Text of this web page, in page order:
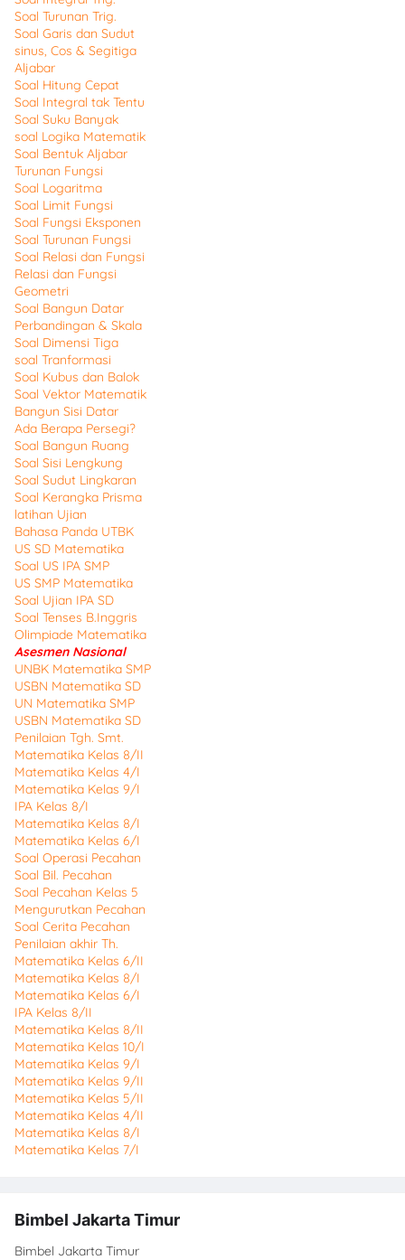
Soal Turunan Trig.
Soal Garis dan Sudut
sinus, Cos & Segitiga
Aljabar
Soal Hitung Cepat
Soal Integral tak Tentu
Soal Suku Banyak
soal Logika Matematik
Soal Bentuk Aljabar
Turunan Fungsi
Soal Logaritma
Soal Limit Fungsi
Soal Fungsi Eksponen
Soal Turunan Fungsi
Soal Relasi dan Fungsi
Relasi dan Fungsi
Geometri
Soal Bangun Datar
Perbandingan & Skala
Soal Dimensi Tiga
soal Tranformasi
Soal Kubus dan Balok
Soal Vektor Matematik
Bangun Sisi Datar
Ada Berapa Persegi?
Soal Bangun Ruang
Soal Sisi Lengkung
Soal Sudut Lingkaran
Soal Kerangka Prisma
latihan Ujian
Bahasa Panda UTBK
US SD Matematika
Soal US IPA SMP
US SMP Matematika
Soal Ujian IPA SD
Soal Tenses B.Inggris
Olimpiade Matematika
Asesmen Nasional
UNBK Matematika SMP
USBN Matematika SD
UN Matematika SMP
USBN Matematika SD
Penilaian Tgh. Smt.
Matematika Kelas 8/II
Matematika Kelas 4/I
Matematika Kelas 9/I
IPA Kelas 8/I
Matematika Kelas 8/I
Matematika Kelas 6/I
Soal Operasi Pecahan
Soal Bil. Pecahan
Soal Pecahan Kelas 5
Mengurutkan Pecahan
Soal Cerita Pecahan
Penilaian akhir Th.
Matematika Kelas 6/II
Matematika Kelas 8/I
Matematika Kelas 6/I
IPA Kelas 8/II
Matematika Kelas 8/II
Matematika Kelas 10/I
Matematika Kelas 9/I
Matematika Kelas 9/II
Matematika Kelas 5/II
Matematika Kelas 4/II
Matematika Kelas 8/I
Matematika Kelas 7/I
Bimbel Jakarta Timur
Bimbel Jakarta Timur